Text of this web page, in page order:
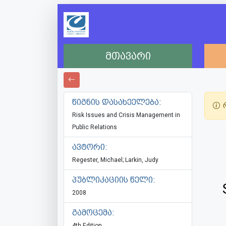
მთავარი
წიგნის დასახეელება:
Risk Issues and Crisis Management in
Public Relations
ავტორი:
Regester, Michael; Larkin, Judy
პუბლიკაციის წელი:
2008
გამოცემა: